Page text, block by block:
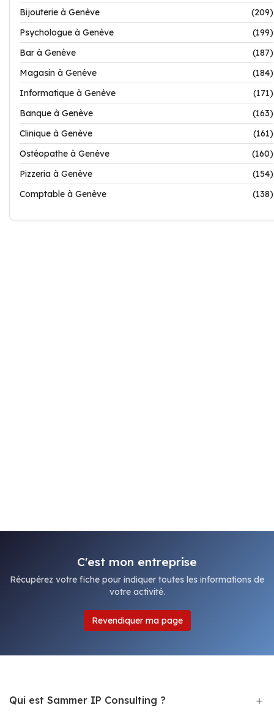
Bijouterie à Genève
(209)
Psychologue à Genève
(199)
Bar à Genève
(187)
Magasin à Genève
(184)
Informatique à Genève
(171)
Banque à Genève
(163)
Clinique à Genève
(161)
Ostéopathe à Genève
(160)
Pizzeria à Genève
(154)
Comptable à Genève
(138)
C'est mon entreprise
Récupérez votre fiche pour indiquer toutes les informations de
votre activité.
Revendiquer ma page
Qui est Sammer IP Consulting ?